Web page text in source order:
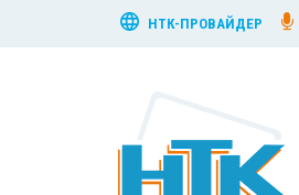
НТК-ПРОВАЙДЕР